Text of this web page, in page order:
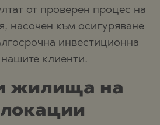
от проверен процес на
насочен към осигуряване
инвестиционна
клиенти.
жилища на